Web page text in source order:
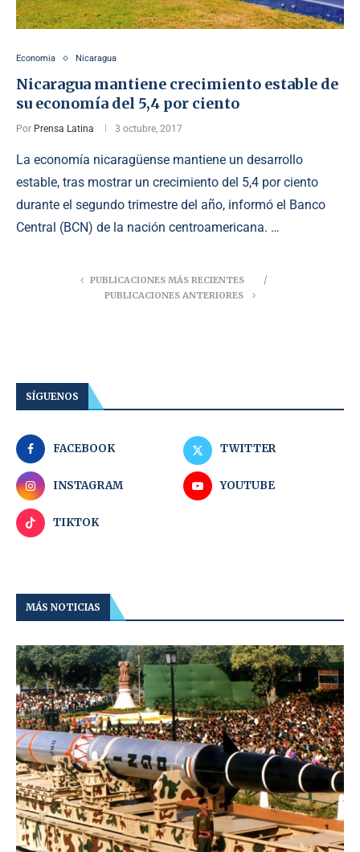
Economia Nicaragua
Nicaragua mantiene crecimiento estable de
su economía del 5,4 por ciento
Por Prensa Latina 3 octubre, 2017
La economía nicaragüense mantiene un desarrollo
estable, tras mostrar un crecimiento del 5,4 por ciento
durante el segundo trimestre del año, informó el Banco
Central (BCN) de la nación centroamericana. …
PUBLICACIONES MÁS RECIENTES
PUBLICACIONES ANTERIORES
SÍGUENOS
FACEBOOK TWITTER
INSTAGRAM YOUTUBE
TIKTOK
MÁS NOTICIAS